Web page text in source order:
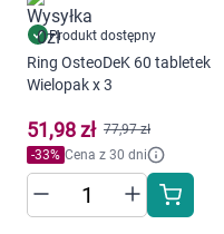
Sprzęt medyczny
Motoryzacja
Grupy produktowe
Marki
Produkt dostępny
Ring OsteoDeK 60 tabletek
Wielopak x 3
51,98 zł 77,97 zł
-33% Cena z 30 dni